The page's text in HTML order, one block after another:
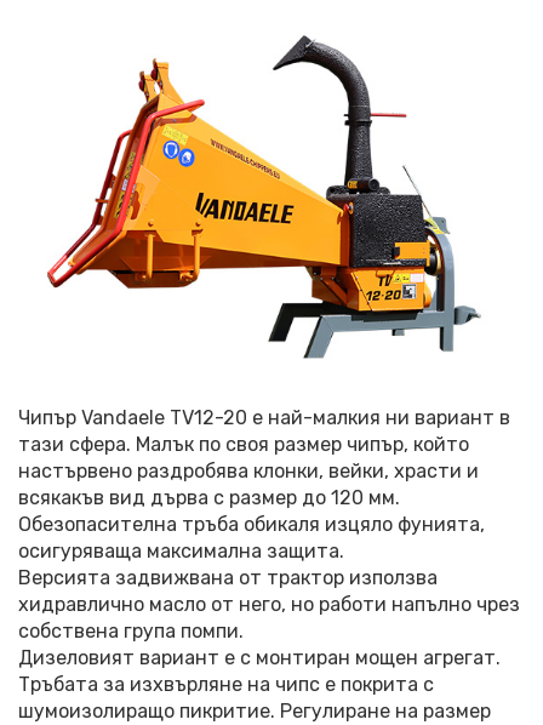
Чипър Vandaele TV12-20 е най-малкия ни вариант в
тази сфера. Малък по своя размер чипър, който
настървено раздробява клонки, вейки, храсти и
всякакъв вид дърва с размер до 120 мм.
Обезопасителна тръба обикаля изцяло фунията,
осигуряваща максимална защита.
Версията задвижвана от трактор използва
хидравлично масло от него, но работи напълно чрез
собствена група помпи.
Дизеловият вариант е с монтиран мощен агрегат.
Тръбата за изхвърляне на чипс е покрита с
шумоизолиращо пикритие. Регулиране на размер